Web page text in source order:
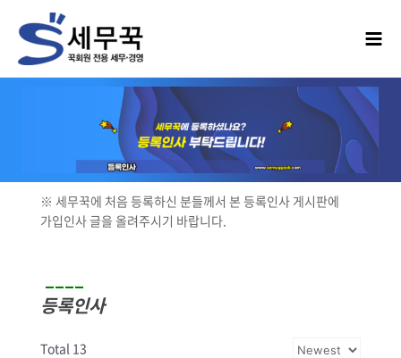
※ 세무꾹에 처음 등록하신 분들께서 본 등록인사 게시판에
가입인사 글을 올려주시기 바랍니다.
등록인사
Total 13